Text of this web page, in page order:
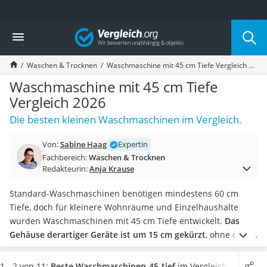
Die beliebtesten Vergleiche nach Kategorie
Haushalt
Wassersprudler
Zentralstaubsauger
Brotbackautomat
Wischroboter
Wäschespinne
Industriestaubsauger
Akku-Staubsauger
Eierkocher
Saug-Wisch-Roboter
Handstaubsauger
Milchaufschäumer
Kondenstrockner
Reiskocher
Vergleich
Waschen & Trocknen Waschmaschine mit 45 cm Tiefe Vergleich 2026
Waschmaschine mit 45 cm Tiefe
Vergleich 2026
Die besten kleinen Waschmaschinen im Vergleich.
Von:Sabine Haag
Expertin
Fachbereich:Waschen & Trocknen
Redakteurin:Anja Krause
Standard-Waschmaschinen benötigen mindestens 60 cm
Tiefe, doch für kleinere Wohnräume und Einzelhaushalte
wurden Waschmaschinen mit 45 cm Tiefe entwickelt. Das
Gehäuse derartiger Geräte ist um 15 cm gekürzt, ohne dass
dabei gravierende Abstriche gemacht werden müssen, denn
eine 45 cm tiefe Waschmaschine hat trotzdemein relativ